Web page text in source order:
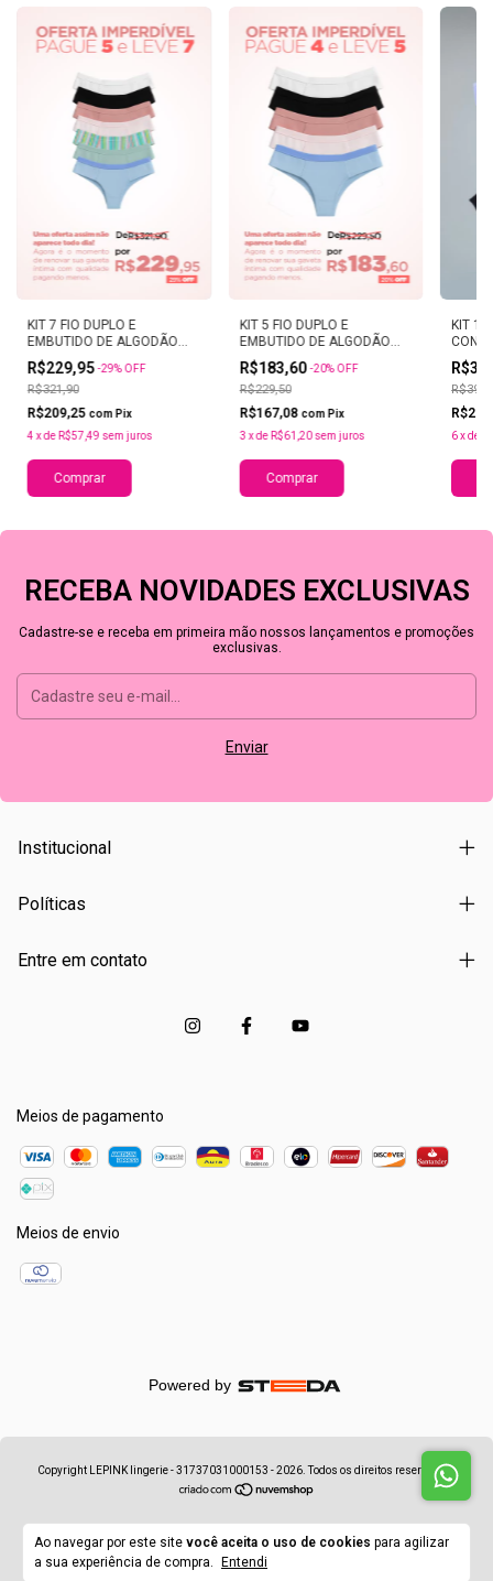
Ao navegar por este site você aceita o uso de cookies para agilizar
a sua experiência de compra.
Entendi
KIT 7 FIO DUPLO E
EMBUTIDO DE ALGODÃO
LEPINK
R$229,95-29%OFF
R$321,90
R$209,25 com Pix
4 xde R$57,49 sem juros
Comprar
KIT 5 FIO DUPLO E
EMBUTIDO DE ALGODÃO
LEPINK
R$183,60-20%OFF
R$229,50
R$167,08 com Pix
3 xde R$61,20 sem juros
Comprar
KIT 10
6xde
RECEBA NOVIDADES EXCLUSIVAS
Cadastre-se e receba em primeira mão nossos lançamentos e promoções
exclusivas.
Institucional
Políticas
Entre em contato
Meios de pagamento
Meios de envio
Powered by
Copyright LEPINK lingerie - 31737031000153 - 2026. Todos os direitos reservados.